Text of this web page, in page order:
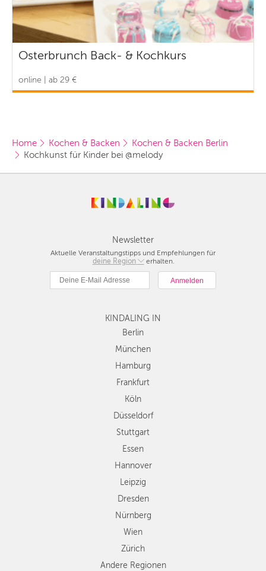
Osterbrunch Back- & Kochkurs
online | ab 29 €
Home Kochen & Backen
Kochen & Backen Berlin
Kochkunst für Kinder bei @melody
Newsletter
Aktuelle Veranstaltungstipps und Empfehlungen für
deine Region
Berlin
München
Hamburg
Köln
Düsseldorf
Stuttgart
Essen
Dresden
Nürnberg
Wien
Zürich
Andere
Regionen
erhalten.
KINDALING IN
Berlin
München
Hamburg
Frankfurt
Köln
Düsseldorf
Stuttgart
Essen
Hannover
Leipzig
Dresden
Nürnberg
Wien
Zürich
Andere Regionen